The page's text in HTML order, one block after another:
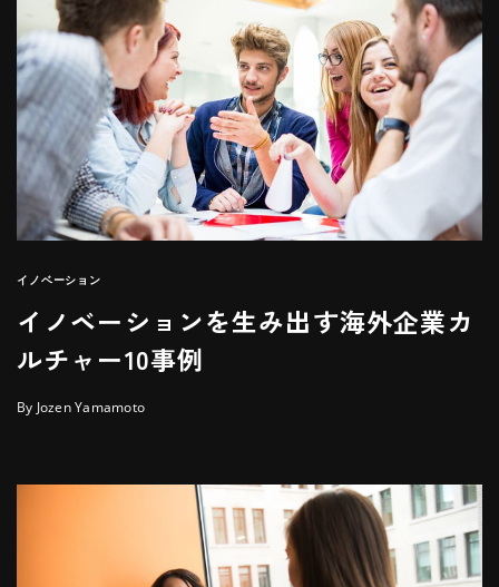
イノベーション
イノベーションを生み出す海外企業カ
ルチャー10事例
By Jozen Yamamoto